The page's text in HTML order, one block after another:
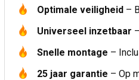
Optimale veiligheid –
Universeel inzetbaar
Snelle montage –
25 jaar garantie – Op